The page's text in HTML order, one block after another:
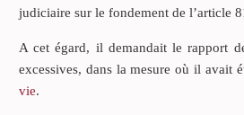
judiciaire sur le fondement de l’article
A cet égard, il demandait le rapport
excessives, dans la mesure où il avait
vie.